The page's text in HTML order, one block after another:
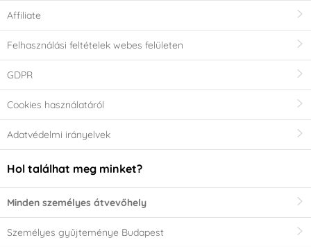
Affiliate
Felhasználási feltételek webes felületen
GDPR
Cookies használatáról
Adatvédelmi irányelvek
Hol találhat meg minket?
Minden személyes átvevőhely
Személyes gyűjteménye Budapest